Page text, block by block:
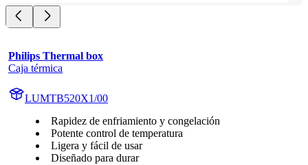
Philips Thermal box
Caja térmica
LUMTB520X1/00
Rapidez de enfriamiento y congelación
Potente control de temperatura
Ligera y fácil de usar
Diseñado para durar